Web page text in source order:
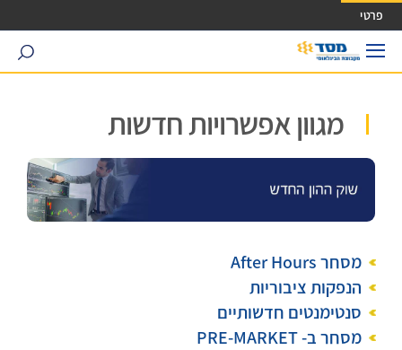
גישה ישירה לכפתור כניסה לחשבונך
פרטי
search
מגוון אפשרויות חדשות
מסחר After Hours
הנפקות ציבוריות
סנטימנטים חדשותיים
מסחר ב- PRE-MARKET